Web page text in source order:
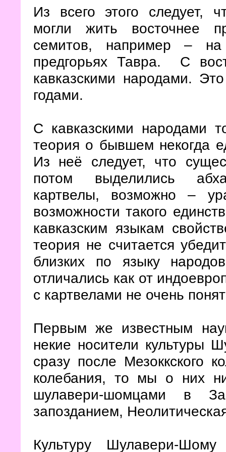
Из всего этого следует,
могли жить восточнее
семитов, например –
предгорьях Тавра. С
кавказскими народами.
годами.
С кавказскими народами
теория о бывшем некогда
Из неё следует, что
потом выделились
картвелы, возможно –
возможности такого
кавказским языкам
теория не считается
близких по языку
отличались как от
с картвелами не очень
Первым же известным
некие носители культуры
сразу после Мезоккского
колебания, то мы о них
шулавери-шомцами в
запозданием,
Культуру Шулавери-